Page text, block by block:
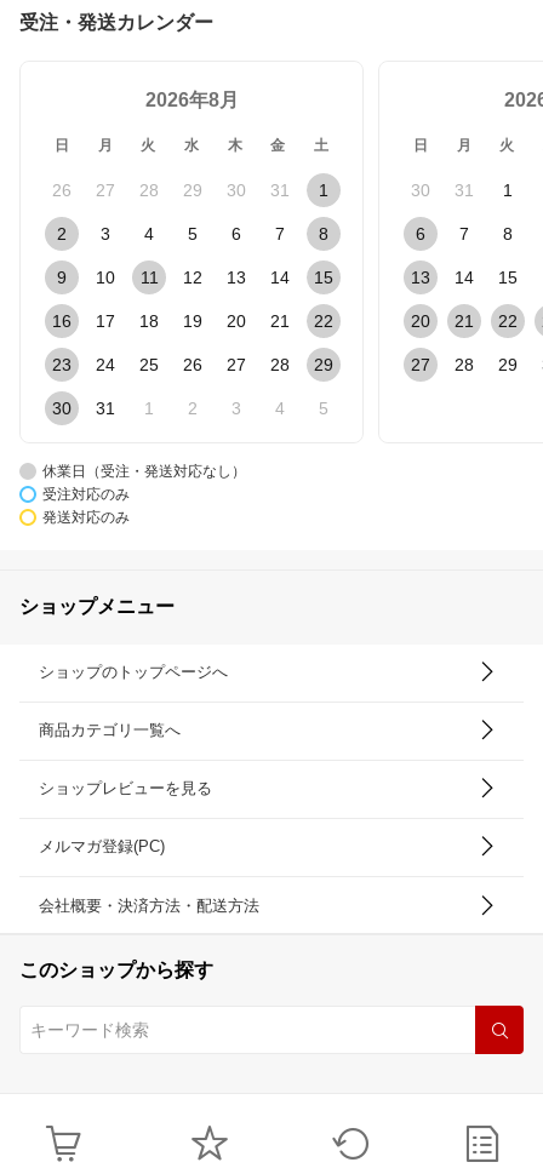
ク 口紅 ティント
受注・発送カレンダー
2026年8月
日 月 火 水 木 金 土
26 27 28 29 30 31 1
2 3 4 5 6 7 8
9 10 11 12 13 14 15
16 17 18 19 20 21 22
23 24 25 26 27 28 29
30 31 1 2 3 4 5
日 月 火
30 31 1
6 7 8
13 14 15
20 21 22
27 28 29
休業日（受注・発送対応なし）
受注対応のみ
発送対応のみ
ショップメニュー
ショップのトップページへ
商品カテゴリ一覧へ
ショップレビューを見る
メルマガ登録(PC)
会社概要・決済方法・配送方法
このショップから探す